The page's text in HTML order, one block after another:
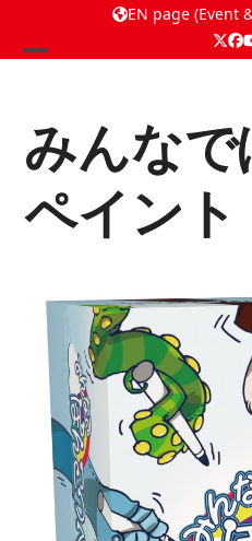
EN page (Event
menu
menu
みんな
ペイント